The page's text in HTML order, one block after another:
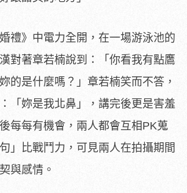
禮》中電力全開，在一場游泳池的
對著章若楠說到：「你看我有點鷹
的是什麼嗎？」章若楠笑而不答，
「 妳是我北鼻」，講完後更是害羞
每每有機會， 兩人都會互相PK蒐
」比戰鬥力， 可見兩人在拍攝期間
與感情。